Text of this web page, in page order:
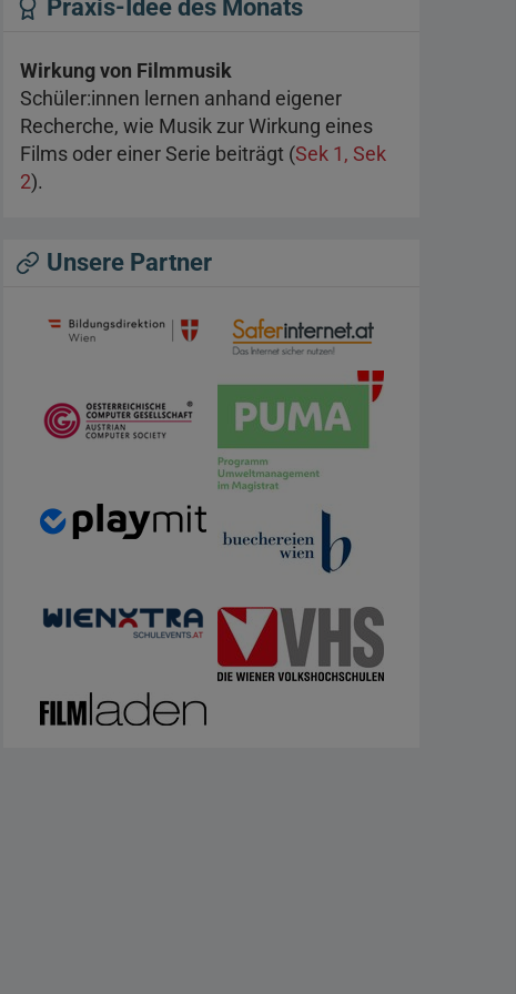
Praxis-Idee des Monats
Wirkung von Filmmusik
Schüler:innen lernen anhand eigener
Recherche, wie Musik zur Wirkung eines
Films oder einer Serie beiträgt (Sek 1, Sek
2).
Unsere Partner